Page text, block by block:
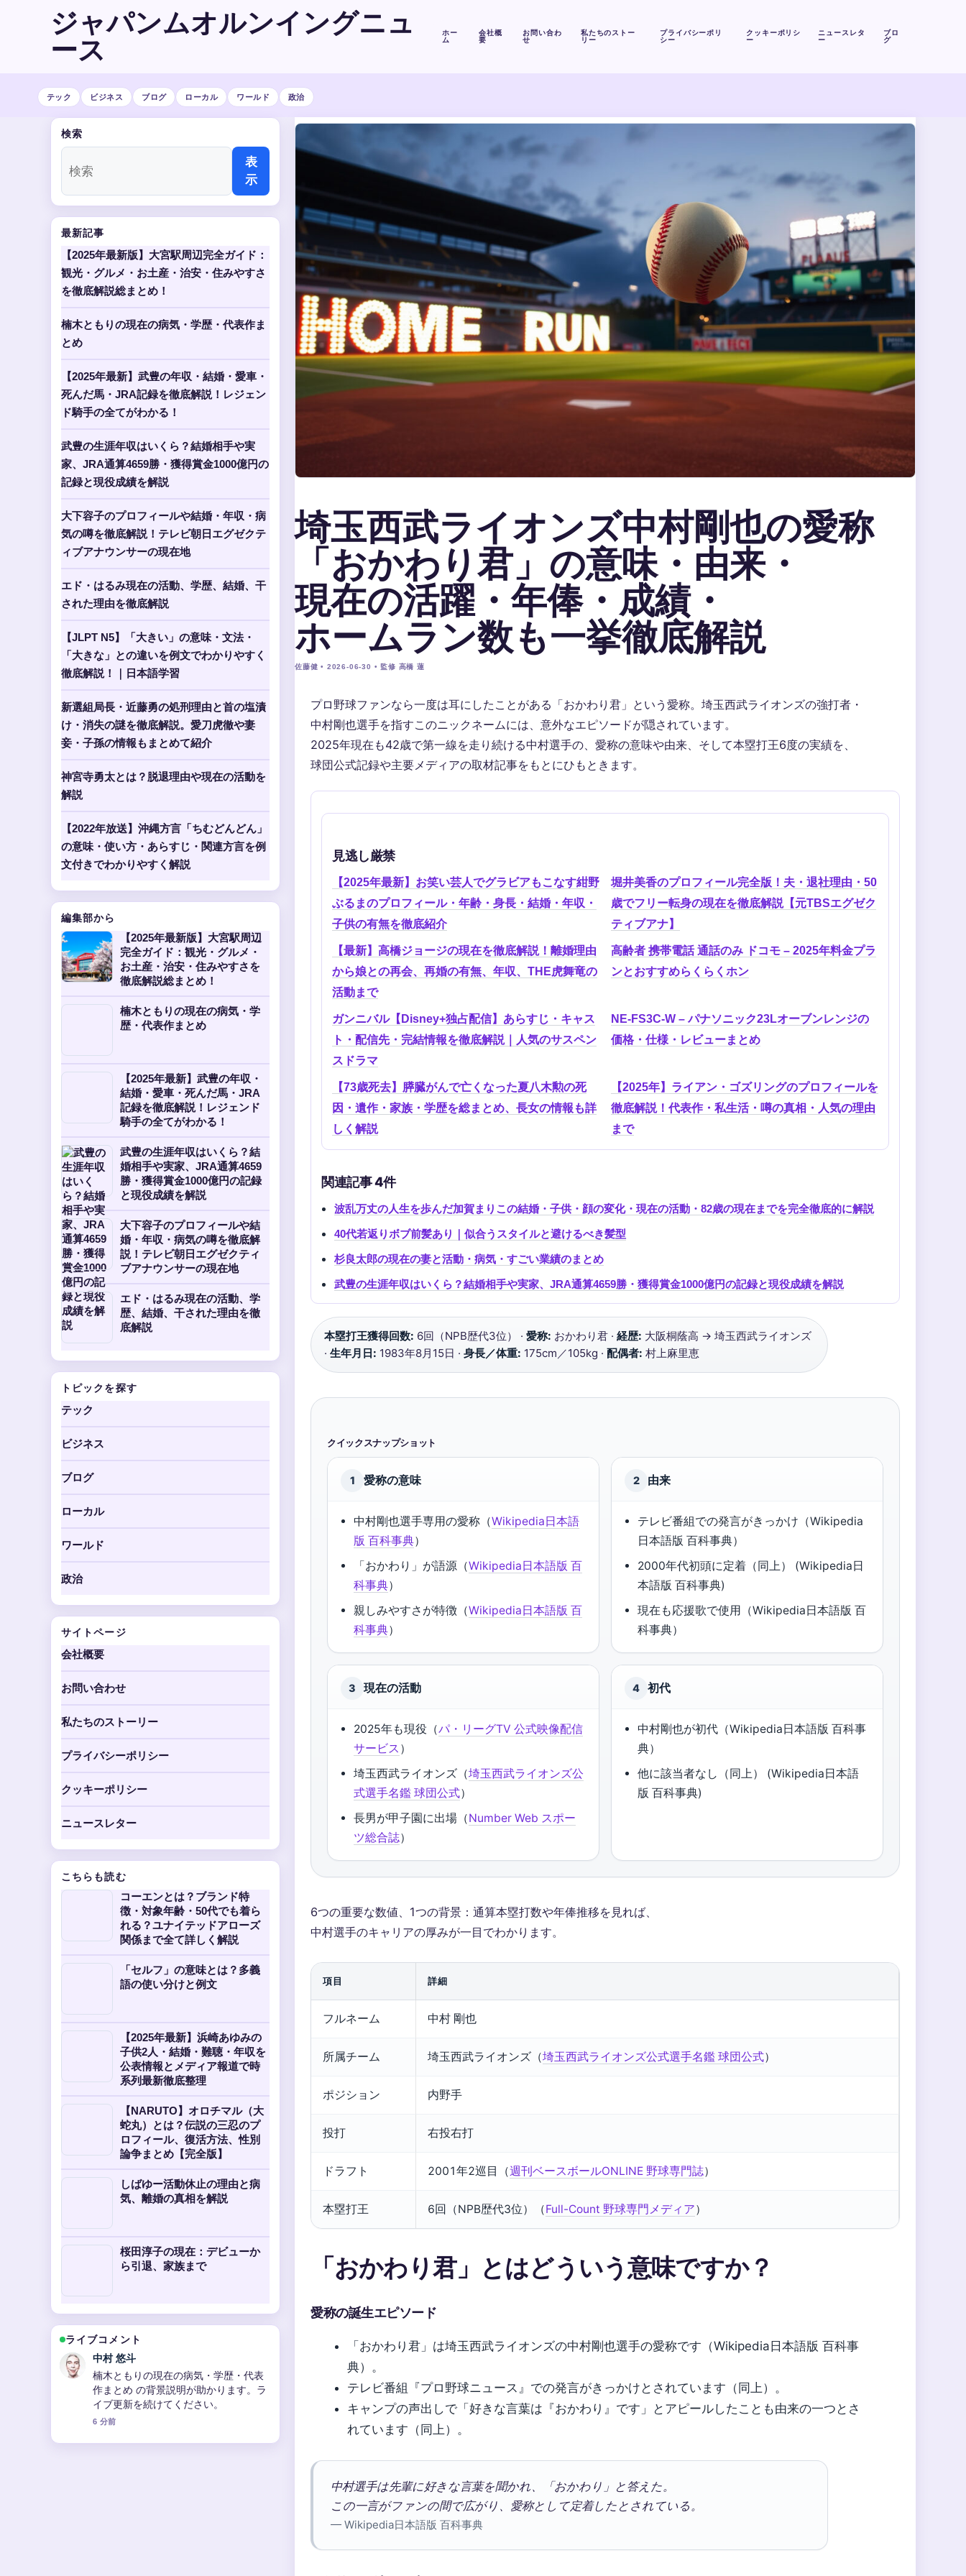
ジャパンムオルンイングニュ
ース
ホー
ム
会社概
要
お問い合わ
せ
私たちのストー
リー
プライバシーポリ
シー
クッキーポリシ
ー
ニュースレタ
ー
ブロ
グ
テック ビジネス ブログ ローカル ワールド 政治
埼玉西武ライオンズ中村剛也の愛称
「おかわり君」の意味・由来・
現在の活躍・年俸・成績・
ホームラン数も一挙徹底解説
佐藤健 • 2026-06-30 • 監修 高橋 蓮
プロ野球ファンなら一度は耳にしたことがある「おかわり君」という愛称。埼玉西武ライオンズの強打者・
中村剛也選手を指すこのニックネームには、意外なエピソードが隠されています。
2025年現在も42歳で第一線を走り続ける中村選手の、愛称の意味や由来、そして本塁打王6度の実績を、
球団公式記録や主要メディアの取材記事をもとにひもときます。
見逃し厳禁
【2025年最新】お笑い芸人でグラビアもこなす紺野
ぶるまのプロフィール・年齢・身長・結婚・年収・
子供の有無を徹底紹介
堀井美香のプロフィール完全版！夫・退社理由・50
歳でフリー転身の現在を徹底解説【元TBSエグゼク
ティブアナ】
【最新】高橋ジョージの現在を徹底解説！離婚理由
から娘との再会、再婚の有無、年収、THE虎舞竜の
活動まで
高齢者 携帯電話 通話のみ ドコモ – 2025年料金プラ
ンとおすすめらくらくホン
ガンニバル【Disney+独占配信】あらすじ・キャス
ト・配信先・完結情報を徹底解説｜人気のサスペン
スドラマ
NE-FS3C-W – パナソニック23Lオーブンレンジの
価格・仕様・レビューまとめ
【73歳死去】膵臓がんで亡くなった夏八木勲の死
因・遺作・家族・学歴を総まとめ、長女の情報も詳
しく解説
【2025年】ライアン・ゴズリングのプロフィールを
徹底解説！代表作・私生活・噂の真相・人気の理由
まで
関連記事 4件
波乱万丈の人生を歩んだ加賀まりこの結婚・子供・顔の変化・現在の活動・82歳の現在までを完全徹底的に解説
40代若返りボブ前髪あり｜似合うスタイルと避けるべき髪型
杉良太郎の現在の妻と活動・病気・すごい業績のまとめ
武豊の生涯年収はいくら？結婚相手や実家、JRA通算4659勝・獲得賞金1000億円の記録と現役成績を解説
本塁打王獲得回数: 6回（NPB歴代3位） · 愛称: おかわり君 · 経歴: 大阪桐蔭高 → 埼玉西武ライオンズ
· 生年月日: 1983年8月15日 · 身長／体重: 175cm／105kg · 配偶者: 村上麻里恵
クイックスナップショット
1 愛称の意味
中村剛也選手専用の愛称（Wikipedia日本語
版 百科事典）
「おかわり」が語源（Wikipedia日本語版 百
科事典）
親しみやすさが特徴（Wikipedia日本語版 百
科事典）
2 由来
テレビ番組での発言がきっかけ（Wikipedia
日本語版 百科事典）
2000年代初頭に定着（同上） (Wikipedia日
本語版 百科事典)
現在も応援歌で使用（Wikipedia日本語版 百
科事典）
3 現在の活動
2025年も現役（パ・リーグTV 公式映像配信
サービス ）
埼玉西武ライオンズ（埼玉西武ライオンズ公
式選手名鑑 球団公式）
長男が甲子園に出場（Number Web スポー
ツ総合誌）
4 初代
中村剛也が初代（Wikipedia日本語版 百科事
典）
他に該当者なし（同上） (Wikipedia日本語
版 百科事典)
6つの重要な数値、1つの背景：通算本塁打数や年俸推移を見れば、
中村選手のキャリアの厚みが一目でわかります。
項目 詳細
フルネーム 中村 剛也
所属チーム 埼玉西武ライオンズ（埼玉西武ライオンズ公式選手名鑑 球団公式）
ポジション 内野手
投打 右投右打
ドラフト 2001年2巡目（週刊ベースボールONLINE 野球専門誌）
本塁打王 6回（NPB歴代3位）（Full-Count 野球専門メディア）
「おかわり君」とはどういう意味ですか？
愛称の誕生エピソード
「おかわり君」は埼玉西武ライオンズの中村剛也選手の愛称です（Wikipedia日本語版 百科事
典）。
テレビ番組『プロ野球ニュース』での発言がきっかけとされています（同上）。
キャンプの声出しで「好きな言葉は『おかわり』です」とアピールしたことも由来の一つとさ
れています（同上）。
中村選手は先輩に好きな言葉を聞かれ、「おかわり」と答えた。
この一言がファンの間で広がり、愛称として定着したとされている。
— Wikipedia日本語版 百科事典
検索
表
示
最新記事
【2025年最新版】大宮駅周辺完全ガイド：
観光・グルメ・お土産・治安・住みやすさ
を徹底解説総まとめ！
楠木ともりの現在の病気・学歴・代表作ま
とめ
【2025年最新】武豊の年収・結婚・愛車・
死んだ馬・JRA記録を徹底解説！レジェン
ド騎手の全てがわかる！
武豊の生涯年収はいくら？結婚相手や実
家、JRA通算4659勝・獲得賞金1000億円の
記録と現役成績を解説
大下容子のプロフィールや結婚・年収・病
気の噂を徹底解説！テレビ朝日エグゼクテ
ィブアナウンサーの現在地
エド・はるみ現在の活動、学歴、結婚、干
された理由を徹底解説
【JLPT N5】「大きい」の意味・文法・
「大きな」との違いを例文でわかりやすく
徹底解説！｜日本語学習
新選組局長・近藤勇の処刑理由と首の塩漬
け・消失の謎を徹底解説。愛刀虎徹や妻
妾・子孫の情報もまとめて紹介
神宮寺勇太とは？脱退理由や現在の活動を
解説
【2022年放送】沖縄方言「ちむどんどん」
の意味・使い方・あらすじ・関連方言を例
文付きでわかりやすく解説
編集部から
【2025年最新版】大宮駅周辺
完全ガイド：観光・グルメ・
お土産・治安・住みやすさを
徹底解説総まとめ！
楠木ともりの現在の病気・学
歴・代表作まとめ
【2025年最新】武豊の年収・
結婚・愛車・死んだ馬・JRA
記録を徹底解説！レジェンド
騎手の全てがわかる！
武豊の生涯年収はいくら？結
婚相手や実家、JRA通算4659
勝・獲得賞金1000億円の記録
と現役成績を解説
大下容子のプロフィールや結
婚・年収・病気の噂を徹底解
説！テレビ朝日エグゼクティ
ブアナウンサーの現在地
エド・はるみ現在の活動、学
歴、結婚、干された理由を徹
底解説
トピックを探す
テック
ビジネス
ブログ
ローカル
ワールド
政治
サイトページ
会社概要
お問い合わせ
私たちのストーリー
プライバシーポリシー
クッキーポリシー
ニュースレター
こちらも読む
コーエンとは？ブランド特
徴・対象年齢・50代でも着ら
れる？ユナイテッドアローズ
関係まで全て詳しく解説
「セルフ」の意味とは？多義
語の使い分けと例文
【2025年最新】浜崎あゆみの
子供2人・結婚・難聴・年収を
公表情報とメディア報道で時
系列最新徹底整理
【NARUTO】オロチマル（大
蛇丸）とは？伝説の三忍のプ
ロフィール、復活方法、性別
論争まとめ【完全版】
しばゆー活動休止の理由と病
気、離婚の真相を解説
桜田淳子の現在：デビューか
ら引退、家族まで
ライブコメント
中村 悠斗
楠木ともりの現在の病気・学歴・代表
作まとめ の背景説明が助かります。ラ
イブ更新を続けてください。
6 分前